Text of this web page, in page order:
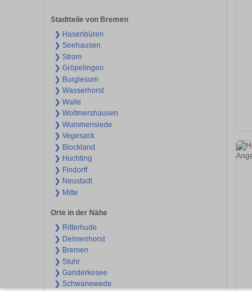
Stadtteile von Bremen
❯ Hasenbüren
❯ Seehausen
❯ Strom
❯ Gröpelingen
❯ Burglesum
❯ Wasserhorst
❯ Walle
❯ Woltmershausen
❯ Wummensiede
❯ Vegesack
❯ Blockland
❯ Huchting
❯ Findorff
❯ Neustadt
❯ Mitte
Orte in der Nähe
❯ Ritterhude
❯ Delmenhorst
❯ Bremen
❯ Stuhr
❯ Ganderkesee
❯ Schwanewede